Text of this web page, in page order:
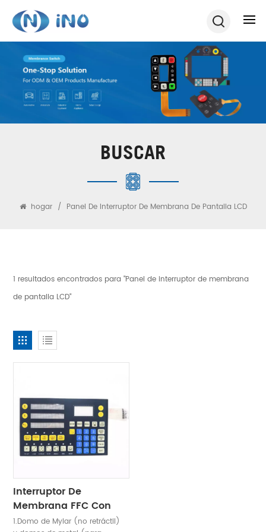
BUSCAR
hogar / Panel De Interruptor De Membrana De Pantalla LCD
1 resultados encontrados para "Panel de interruptor de membrana
de pantalla LCD"
Interruptor De
Membrana FFC Con
Pantalla Táctil LCD
1.Domo de Mylar (no retráctil)